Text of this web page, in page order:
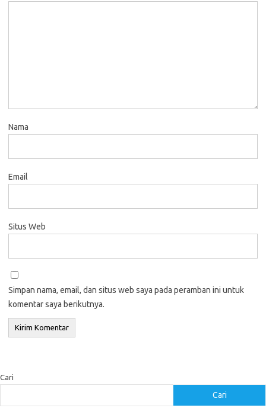
Nama
Email
Situs Web
Simpan nama, email, dan situs web saya pada peramban ini untuk
komentar saya berikutnya.
Cari
Cari